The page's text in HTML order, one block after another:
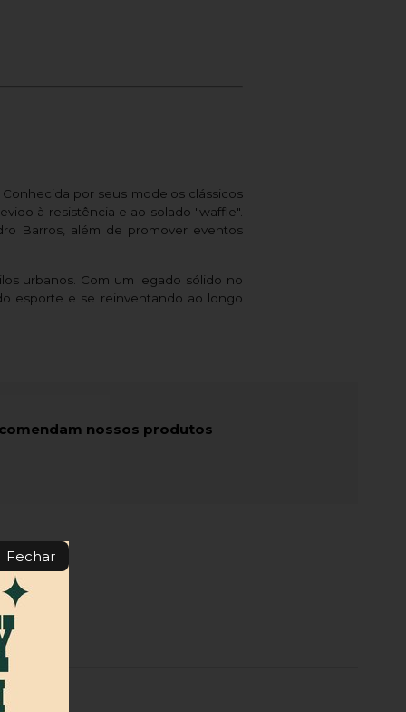
por seus modelos clássicos
à resistência e ao solado "waffle".
Barros, além de promover eventos
urbanos. Com um legado sólido no
esporte e se reinventando ao longo
nossos produtos
Fechar